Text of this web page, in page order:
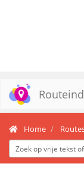
Home